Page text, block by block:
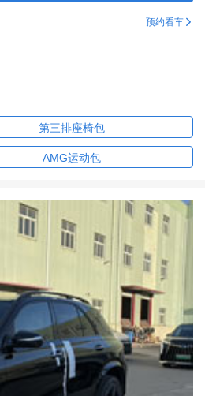
预约看车 
第三排座椅包
AMG运动包